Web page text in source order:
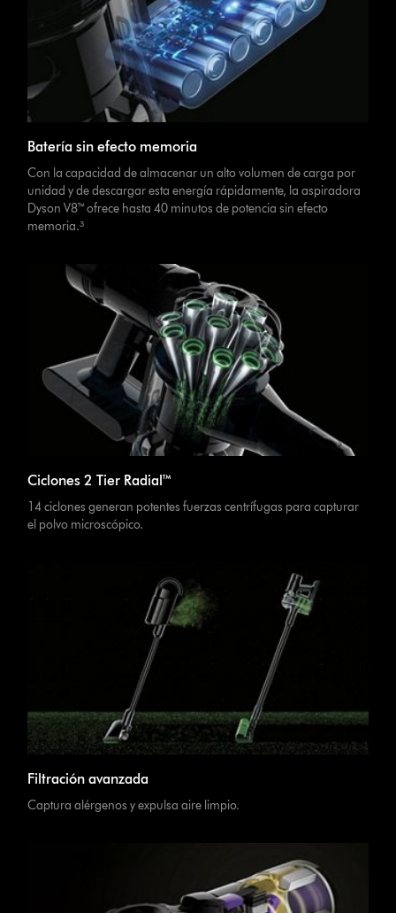
Batería sin efecto memoria
Con la capacidad de almacenar un alto volumen de carga por
unidad y de descargar esta energía rápidamente, la aspiradora
Dyson V8™ ofrece hasta 40 minutos de potencia sin efecto
memoria.³
Ciclones 2 Tier Radial™
14 ciclones generan potentes fuerzas centrífugas para capturar
el polvo microscópico.
Filtración avanzada
Captura alérgenos y expulsa aire limpio.